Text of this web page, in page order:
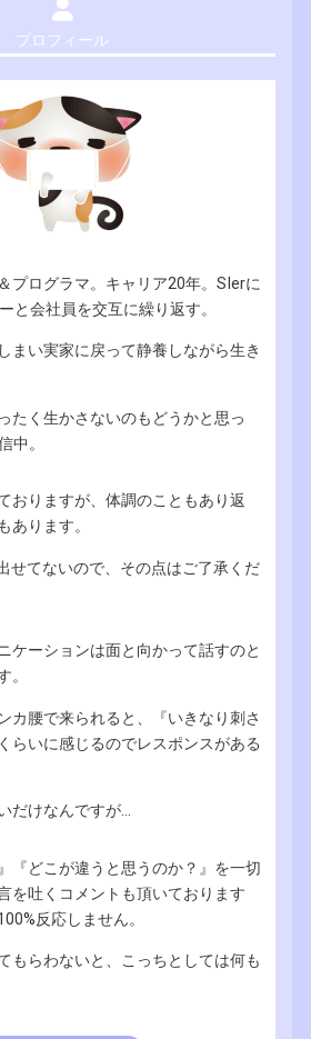
プロフィール
プログラマ。キャリア20年。SIerに
と会社員を交互に繰り返す。
まい実家に戻って静養しながら生き
たく生かさないのもどうかと思っ
中。
おりますが、体調のこともあり返
あります。
せてないので、その点はご了承くだ
ケーションは面と向かって話すのと
。
カ腰で来られると、『いきなり刺さ
らいに感じるのでレスポンスがある
だけなんですが...
『どこが違うと思うのか？』を一切
を吐くコメントも頂いております
反応しません。
もらわないと、こっちとしては何も